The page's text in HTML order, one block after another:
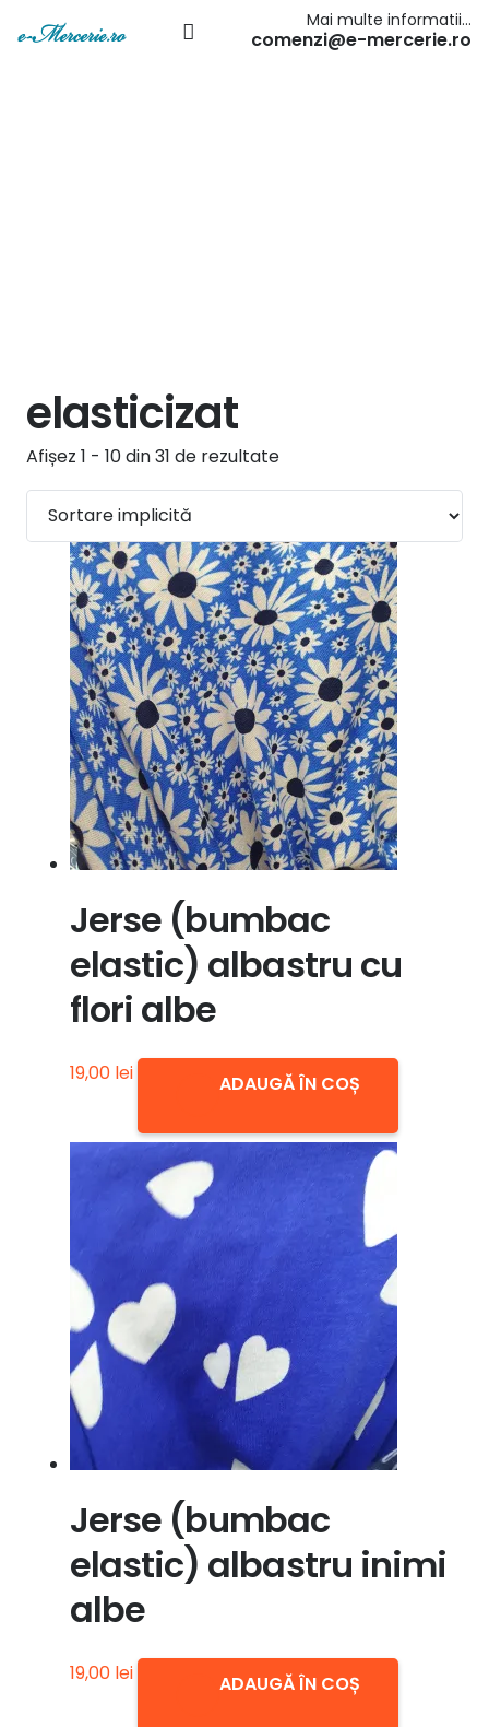
Mai multe informatii…
comenzi@e-mercerie.ro
elasticizat
Afișez 1 - 10 din 31 de rezultate
Jerse (bumbac
elastic) albastru cu
flori albe
19,00 lei ADAUGĂ ÎN COȘ
Jerse (bumbac
elastic) albastru inimi
albe
19,00 lei ADAUGĂ ÎN COȘ